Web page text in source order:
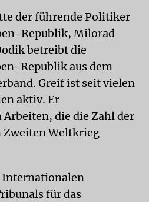
der führende Politiker
Republik, Milorad
betreibt die
Republik aus dem
Greif ist seit vielen
aktiv. Er
die die Zahl der
Zweiten Weltkrieg
Internationalen
für das